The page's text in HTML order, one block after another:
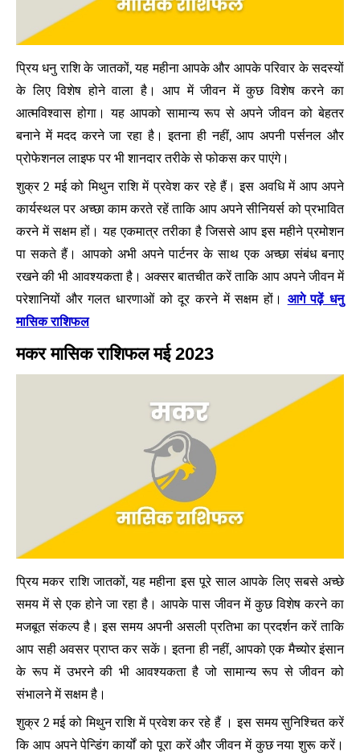
प्रिय धनु राशि के जातकों, यह महीना आपके और आपके परिवार के सदस्यों
के लिए विशेष होने वाला है। आप में जीवन में कुछ विशेष करने का
आत्मविश्वास होगा। यह आपको सामान्य रूप से अपने जीवन को बेहतर
बनाने में मदद करने जा रहा है। इतना ही नहीं, आप अपनी पर्सनल और
प्रोफेशनल लाइफ पर भी शानदार तरीके से फोकस कर पाएंगे।
शुक्र 2 मई को मिथुन राशि में प्रवेश कर रहे हैं। इस अवधि में आप अपने
कार्यस्थल पर अच्छा काम करते रहें ताकि आप अपने सीनियर्स को प्रभावित
करने में सक्षम हों। यह एकमात्र तरीका है जिससे आप इस महीने प्रमोशन
पा सकते हैं। आपको अभी अपने पार्टनर के साथ एक अच्छा संबंध बनाए
रखने की भी आवश्यकता है। अक्सर बातचीत करें ताकि आप अपने जीवन में
परेशानियों और गलत धारणाओं को दूर करने में सक्षम हों।
आगे पढ़ें धनु
मासिक राशिफल
मकर मासिक राशिफल मई 2023
प्रिय मकर राशि जातकों, यह महीना इस पूरे साल आपके लिए सबसे अच्छे
समय में से एक होने जा रहा है। आपके पास जीवन में कुछ विशेष करने का
मजबूत संकल्प है। इस समय अपनी असली प्रतिभा का प्रदर्शन करें ताकि
आप सही अवसर प्राप्त कर सकें। इतना ही नहीं, आपको एक मैच्योर इंसान
के रूप में उभरने की भी आवश्यकता है जो सामान्य रूप से जीवन को
संभालने में सक्षम है।
शुक्र 2 मई को मिथुन राशि में प्रवेश कर रहे हैं । इस समय सुनिश्चित करें
कि आप अपने पेन्डिंग कार्यों को पूरा करें और जीवन में कुछ नया शुरू करें।